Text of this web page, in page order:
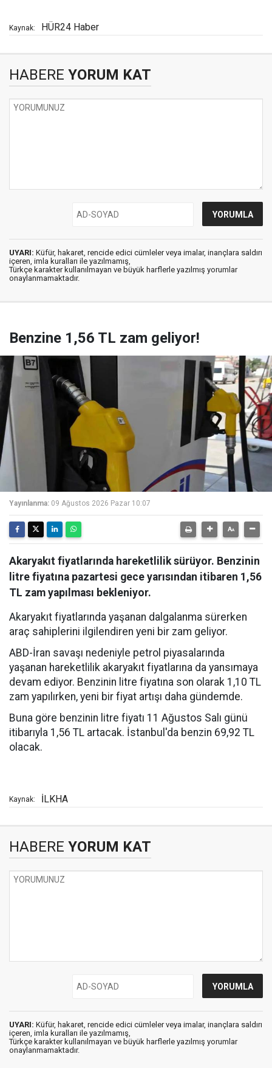
Kaynak: HÜR24 Haber
HABERE YORUM KAT
UYARI: Küfür, hakaret, rencide edici cümleler veya imalar, inançlara saldırı
içeren, imla kuralları ile yazılmamış,
Türkçe karakter kullanılmayan ve büyük harflerle yazılmış yorumlar
onaylanmamaktadır.
Benzine 1,56 TL zam geliyor!
Yayınlanma: 09 Ağustos 2026 Pazar 10:07
Akaryakıt fiyatlarında hareketlilik sürüyor. Benzinin
litre fiyatına pazartesi gece yarısından itibaren 1,56
TL zam yapılması bekleniyor.
Akaryakıt fiyatlarında yaşanan dalgalanma sürerken
araç sahiplerini ilgilendiren yeni bir zam geliyor.
ABD-İran savaşı nedeniyle petrol piyasalarında
yaşanan hareketlilik akaryakıt fiyatlarına da yansımaya
devam ediyor. Benzinin litre fiyatına son olarak 1,10 TL
zam yapılırken, yeni bir fiyat artışı daha gündemde.
Buna göre benzinin litre fiyatı 11 Ağustos Salı günü
itibarıyla 1,56 TL artacak. İstanbul'da benzin 69,92 TL
olacak.
Kaynak: İLKHA
HABERE YORUM KAT
UYARI: Küfür, hakaret, rencide edici cümleler veya imalar, inançlara saldırı
içeren, imla kuralları ile yazılmamış,
Türkçe karakter kullanılmayan ve büyük harflerle yazılmış yorumlar
onaylanmamaktadır.